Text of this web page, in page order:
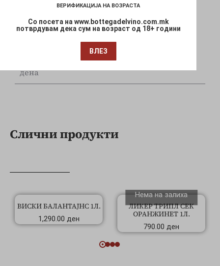
Брза испорака
Достава до Вашата локација за 1-3 работни
дена
Слични продукти
ВИСКИ БАЛАНТАЈНС 1Л.
1,290.00 ден
Нема на залиха
ЛИКЕР ТРИПЛ СЕК
ОРАНЖИНЕТ 1Л.
790.00 ден
ВЕРИФИКАЦИЈА НА ВОЗРАСТА
Со посета на www.bottegadelvino.com.mk
потврдувам дека сум на возраст од 18+ години
ВЛЕЗ